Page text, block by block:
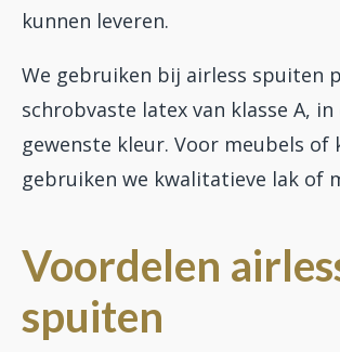
kunnen leveren.
We gebruiken bij airless spuiten
schrobvaste latex van klasse A, in
gewenste kleur. Voor meubels of
gebruiken we kwalitatieve lak of
Voordelen
spuiten